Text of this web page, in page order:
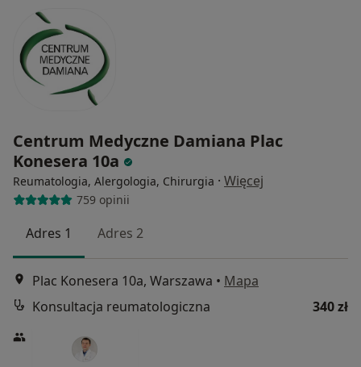
Centrum Medyczne Damiana Plac
Konesera 10a
Reumatologia, Alergologia, Chirurgia · Więcej
759 opinii
Adres 1 Adres 2
Plac Konesera 10a, Warszawa • Mapa
Konsultacja reumatologiczna
340 zł